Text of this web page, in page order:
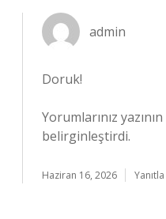
admin
Doruk!
Yorumlarınız yazının
belirginleştirdi.
Haziran 16, 2026 Yanıtla